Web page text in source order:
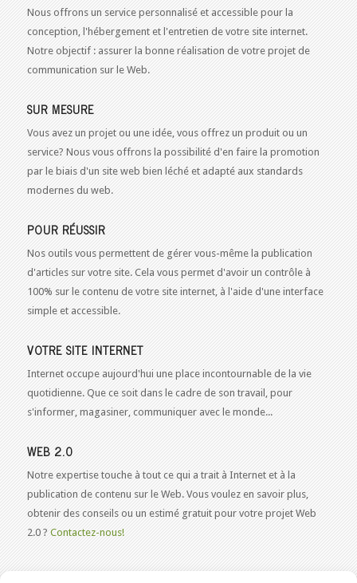
Nous offrons un service personnalisé et accessible pour la
conception, l'hébergement et l'entretien de votre site internet.
Notre objectif : assurer la bonne réalisation de votre projet de
communication sur le Web.
SUR MESURE
Vous avez un projet ou une idée, vous offrez un produit ou un
service? Nous vous offrons la possibilité d'en faire la promotion
par le biais d'un site web bien léché et adapté aux standards
modernes du web.
POUR RÉUSSIR
Nos outils vous permettent de gérer vous-même la publication
d'articles sur votre site. Cela vous permet d'avoir un contrôle à
100% sur le contenu de votre site internet, à l'aide d'une interface
simple et accessible.
VOTRE SITE INTERNET
Internet occupe aujourd'hui une place incontournable de la vie
quotidienne. Que ce soit dans le cadre de son travail, pour
s'informer, magasiner, communiquer avec le monde...
WEB 2.0
Notre expertise touche à tout ce qui a trait à Internet et à la
publication de contenu sur le Web. Vous voulez en savoir plus,
obtenir des conseils ou un estimé gratuit pour votre projet Web
2.0 ? Contactez-nous!